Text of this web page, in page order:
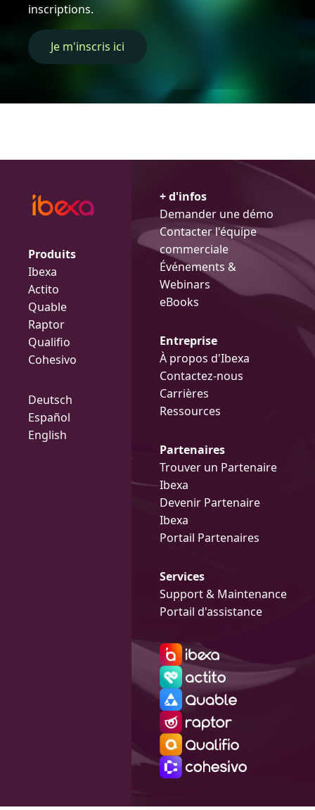
inscriptions.
Je m'inscris ici
Produits
Ibexa
Actito
Quable
Raptor
Qualifio
Cohesivo
Deutsch
Español
English
+ d'infos
Demander une démo
Contacter l'équipe
commerciale
Événements &
Webinars
eBooks
Entreprise
À propos d'Ibexa
Contactez-nous
Carrières
Ressources
Partenaires
Trouver un Partenaire
Ibexa
Devenir Partenaire
Ibexa
Portail Partenaires
Services
Support & Maintenance
Portail d'assistance